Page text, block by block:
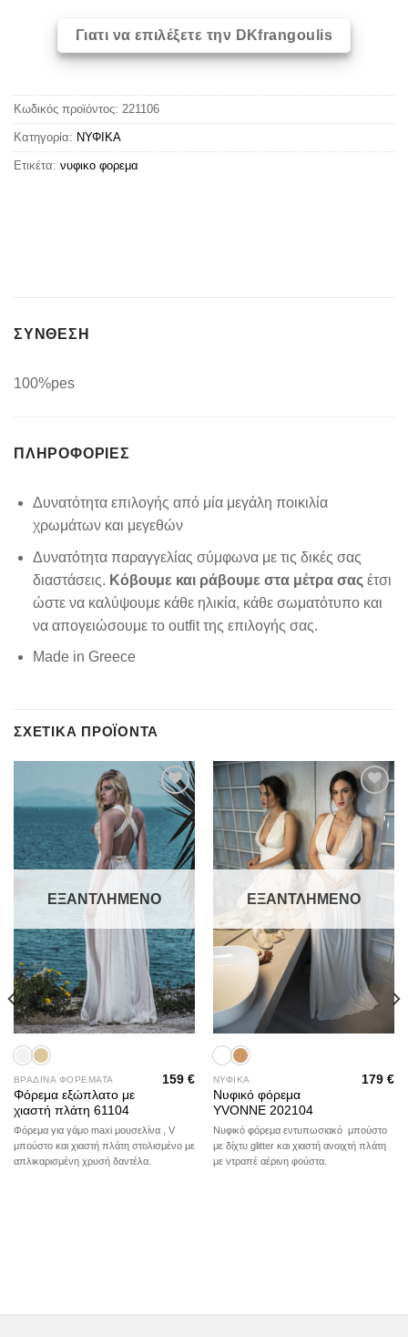
Γιατι να επιλέξετε την DKfrangoulis
Κωδικός προϊόντος: 221106
Κατηγορία: ΝΥΦΙΚΑ
Ετικέτα: νυφικο φορεμα
ΣΥΝΘΕΣΗ
100%pes
ΠΛΗΡΟΦΟΡΊΕΣ
Δυνατότητα επιλογής από μία μεγάλη ποικιλία
χρωμάτων και μεγεθών
Δυνατότητα παραγγελίας σύμφωνα με τις δικές σας
διαστάσεις. Κόβουμε και ράβουμε στα μέτρα σας έτσι
ώστε να καλύψουμε κάθε ηλικία, κάθε σωματότυπο και
να απογειώσουμε το outfit της επιλογής σας.
Made in Greece
ΣΧΕΤΙΚΆ ΠΡΟΪΌΝΤΑ
Add to
wishlist
ΕΞΑΝΤΛΗΜΈΝΟ
ΒΡΑΔΙΝΑ ΦΟΡΕΜΑΤΑ
Φόρεμα εξώπλατο με
χιαστή πλάτη 61104
159€
Φόρεμα για γάμο maxi μουσελίνα , V
μπούστο και χιαστή πλάτη στολισμένο με
απλικαρισμένη χρυσή δαντέλα.
Add to
wishlist
ΕΞΑΝΤΛΗΜΈΝΟ
ΝΥΦΙΚΑ
Νυφικό φόρεμα
YVONNE 202104
179€
Νυφικό φόρεμα εντυπωσιακό μπούστο
με δίχτυ glitter και χιαστή ανοιχτή πλάτη
με ντραπέ αέρινη φούστα.